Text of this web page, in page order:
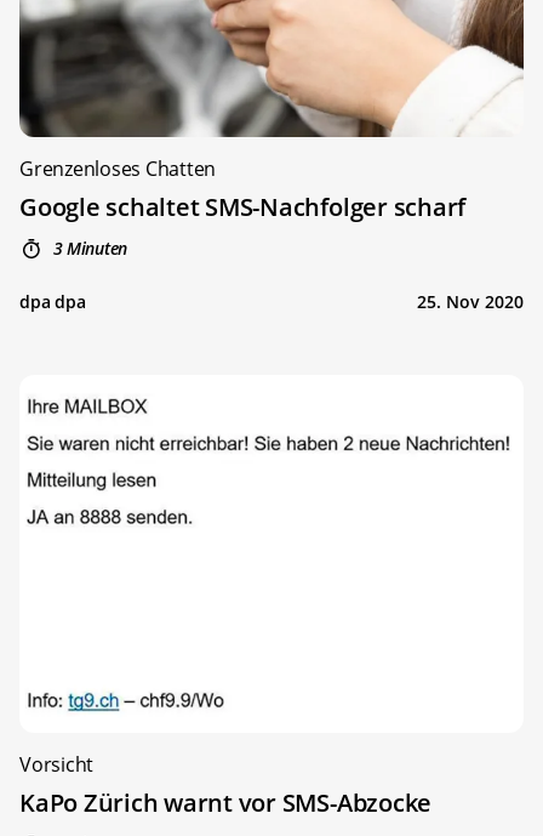
Grenzenloses Chatten
Google schaltet SMS-Nachfolger scharf
3 Minuten
dpa dpa 25. Nov 2020
Vorsicht
KaPo Zürich warnt vor SMS-Abzocke